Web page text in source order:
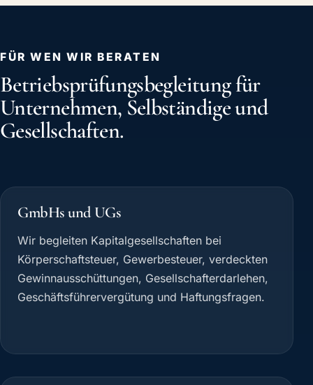
FÜR WEN WIR BERATEN
Betriebsprüfungsbegleitung für
Unternehmen, Selbständige und
Gesellschaften.
GmbHs und UGs
Wir begleiten Kapitalgesellschaften bei
Körperschaftsteuer, Gewerbesteuer, verdeckten
Gewinnausschüttungen, Gesellschafterdarlehen,
Geschäftsführervergütung und Haftungsfragen.